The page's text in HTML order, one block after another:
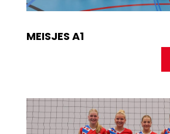
MEISJES A1